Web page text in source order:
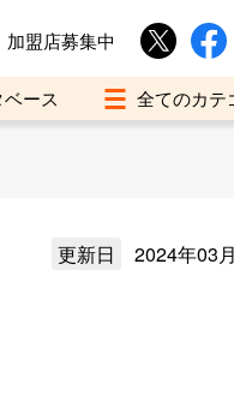
加盟店募集中
ース
更新日 2024年03